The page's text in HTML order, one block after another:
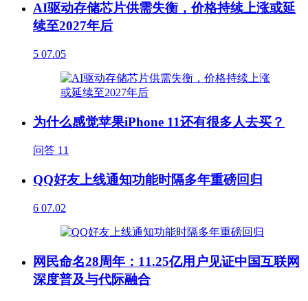
AI驱动存储芯片供需失衡，价格持续上涨或延
续至2027年后
5 07.05
为什么感觉苹果iPhone 11还有很多人去买？
问答 11
QQ好友上线通知功能时隔多年重磅回归
6 07.02
网民命名28周年：11.25亿用户见证中国互联网
深度普及与代际融合